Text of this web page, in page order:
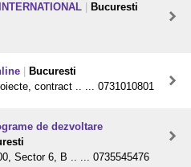
Bucuresti
Bucuresti
contract .. ... 0731010801
de dezvoltare
Sector 6, B .. ... 0735545476